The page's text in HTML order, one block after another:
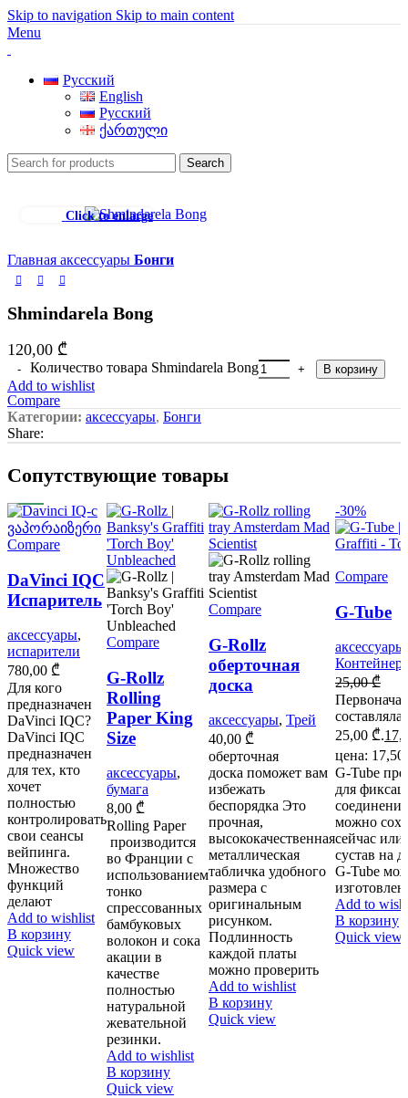
Skip to navigation Skip to main content
Menu
Русский
English
Русский
ქართული
Search
Click to enlarge
Главная аксессуары Бонги
Shmindarela Bong
120,00 ₾
Количество товара Shmindarela Bong В корзину
Add to wishlist
Compare
Категории: аксессуары, Бонги
Share:
Cопутствующие товары
Compare
DaVinci IQC
Испаритель
аксессуары,
испарители
780,00 ₾
Для кого
предназначен
DaVinci IQC?
DaVinci IQC
предназначен
для тех, кто
хочет
полностью
контролировать
свои сеансы
вейпинга.
Множество
функций
делают
Add to wishlist
В корзину
Quick view
Compare
G-Rollz
Rolling
Paper King
Size
аксессуары,
бумага
8,00 ₾
Rolling Paper
производится
во Франции с
использованием
тонко
спрессованных
бамбуковых
волокон и сока
акации в
качестве
полностью
натуральной
жевательной
резинки.
Add to wishlist
В корзину
Quick view
Compare
G-Rollz
оберточная
доска
аксессуары, Трей
40,00 ₾
оберточная
доска поможет вам
избежать
беспорядка Это
прочная,
высококачественная
металлическая
табличка удобного
размера с
оригинальным
рисунком.
Подлинность
каждой платы
можно проверить
Add to wishlist
В корзину
Quick view
-30%
Compare
G-Tube
аксессуары
25,00₾
составляла
25,00 ₾.
цена:
G-Tube
для
можно
сейчас или
сустав на
G-Tube
изготовлен
Add to
В корзину
Quick view